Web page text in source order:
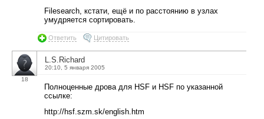
Filesearch, кстати, ещё и по расстоянию в узлах
умудряется сортировать.
Ответить Цитировать
18
L.S.Richard
20:10, 5 января 2005
Полноценные дрова для HSF и HSF по указанной
ссылке:
http://hsf.szm.sk/english.htm